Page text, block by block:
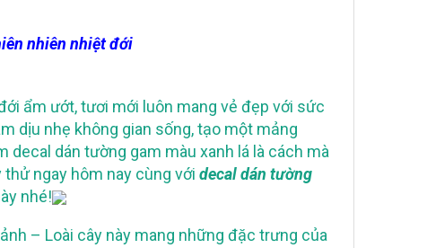
nhiên nhiệt đới
ẩm ướt, tươi mới luôn mang vẻ đẹp với sức
dịu nhẹ không gian sống, tạo một mảng
dán tường gam màu xanh lá là cách mà
thử ngay hôm nay cùng với decal dán tường
nhé!
– Loài cây này mang những đặc trưng của